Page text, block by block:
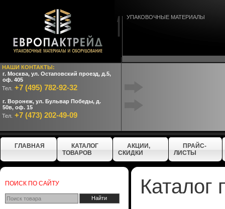
НАШИ КОНТАКТЫ:
г. Москва, ул. Остаповский проезд, д.5,
оф. 405
Тел. +7 (495) 782-92-32
г. Воронеж, ул. Бульвар Победы, д.
50в, оф. 15
Тел. +7 (473) 202-49-09
УПАКОВОЧНЫЕ МАТЕРИАЛЫ
ГЛАВНАЯ
КАТАЛОГ
ТОВАРОВ
АКЦИИ,
СКИДКИ
ПРАЙС-
ЛИСТЫ
ПОИСК ПО САЙТУ Каталог